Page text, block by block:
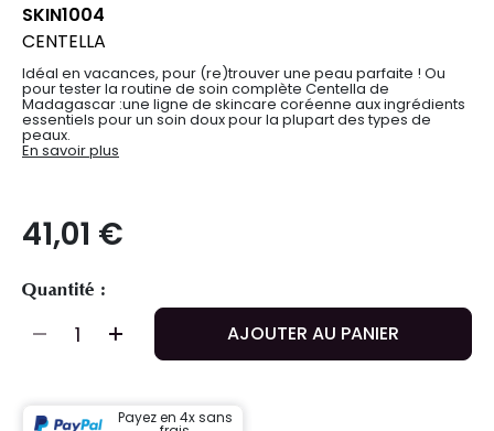
SKIN1004
CENTELLA
Idéal en vacances, pour (re)trouver une peau parfaite ! Ou
pour tester la routine de soin complète Centella de
Madagascar :une ligne de skincare coréenne aux ingrédients
essentiels pour un soin doux pour la plupart des types de
peaux.
En savoir plus
41,01 €
Quantité :
AJOUTER AU PANIER
Payez en 4x sans